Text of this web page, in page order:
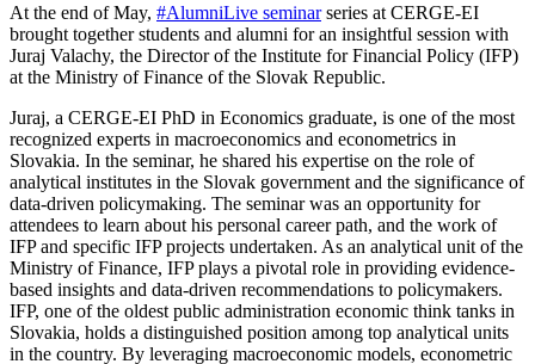
At the end of May, #AlumniLive seminarseries at CERGE-EI
brought together students and alumni for an insightful session with
Juraj Valachy, the Director of the Institute for Financial Policy (IFP)
at the Ministry of Finance of the Slovak Republic.
Juraj, a CERGE-EI PhD in Economics graduate, is one of the most
recognized experts in macroeconomics and econometrics in
Slovakia. In the seminar, he shared his expertise on the role of
analytical institutes in the Slovak government and the significance of
data-driven policymaking. The seminar was an opportunity for
attendees to learn about his personal career path, and the work of
IFP and specific IFP projects undertaken. As an analytical unit of the
Ministry of Finance, IFP plays a pivotal role in providing evidence-
based insights and data-driven recommendations to policymakers.
IFP, one of the oldest public administration economic think tanks in
Slovakia, holds a distinguished position among top analytical units
in the country. By leveraging macroeconomic models, econometric